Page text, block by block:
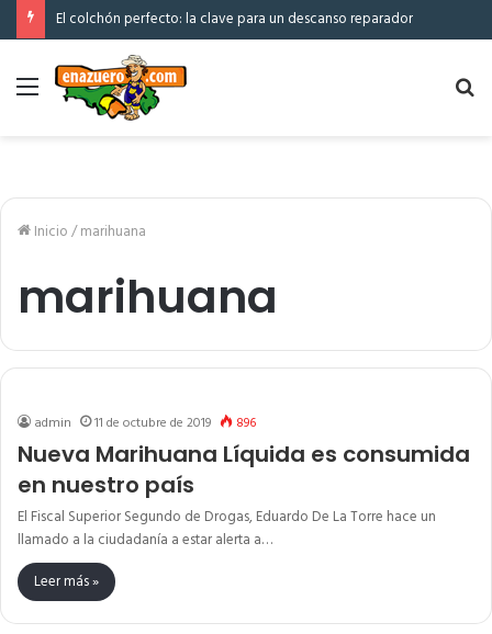
El colchón perfecto: la clave para un descanso reparador
Menú
Inicio/marihuana
marihuana
admin 11 de octubre de 2019 896
Nueva Marihuana Líquida es consumida
en nuestro país
El Fiscal Superior Segundo de Drogas, Eduardo De La Torre hace un
llamado a la ciudadanía a estar alerta a…
Leer más »